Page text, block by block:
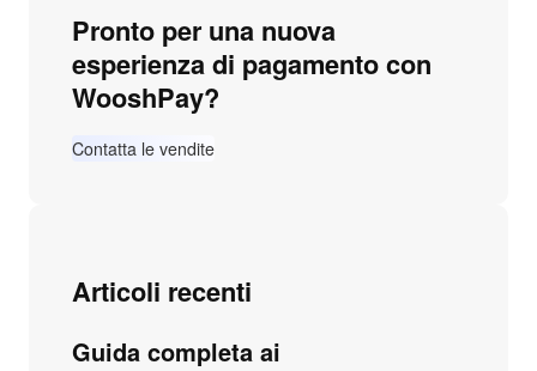
Pronto per una nuova
esperienza di pagamento con
WooshPay?
Contatta le vendite
Articoli recenti
Guida completa ai